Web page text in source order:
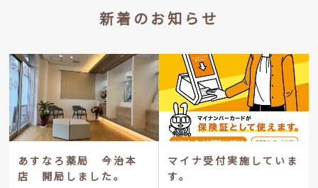
新着のお知らせ
あすなろ薬局 今治本
店 開局しました。
マイナ受付実施していま
す。